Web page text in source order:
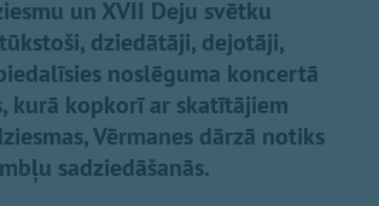
un XVII Deju svētku
dziedātāji, dejotāji,
noslēguma koncertā
kurā kopkorī ar skatītājiem
Vērmanes dārzā notiks
sadziedāšanās.